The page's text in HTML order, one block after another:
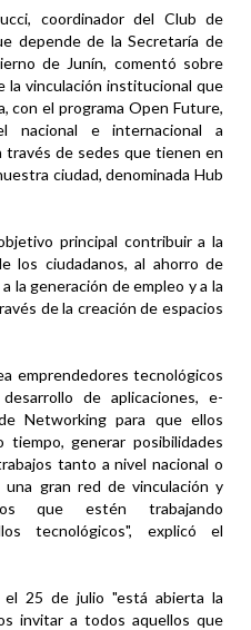
coordinador del Club de
depende de la Secretaría de
de Junín, comentó sobre
la vinculación institucional que
con el programa Open Future,
nacional e internacional a
través de sedes que tienen en
ciudad, denominada Hub
principal contribuir a la
los ciudadanos, al ahorro de
la generación de empleo y a la
de la creación de espacios
emprendedores tecnológicos
de aplicaciones, e-
Networking para que ellos
generar posibilidades
tanto a nivel nacional o
una gran red de vinculación y
que estén trabajando
tecnológicos", explicó el
el 25 de julio "está abierta la
invitar a todos aquellos que